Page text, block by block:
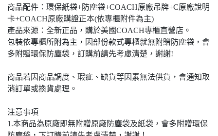
商品配件：環保紙袋+防塵袋+COACH原廠吊牌+C原廠說明
卡+COACH原廠購證正本(依專櫃附件為主)
產品來源：全新正品，購於美國COACH專櫃直營店。
包裝依專櫃所附為主，因部份款式專櫃就無附贈防塵袋，會
多附贈環保防塵袋，訂購前請先考慮清楚，謝謝!
商品若因商品調度、瑕疵、缺貨等因素無法供貨，會通知取
消訂單或換貨處理。
注意事項
1.本商品為原廠即無附贈原廠防塵袋及紙袋，會多附贈環保